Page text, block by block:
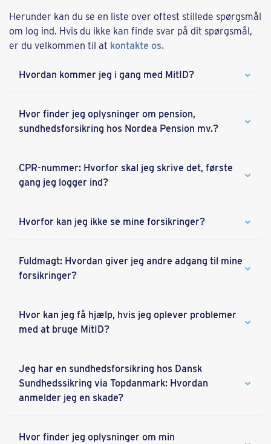
Herunder kan du se en liste over oftest stillede spørgsmål
om log ind. Hvis du ikke kan finde svar på dit spørgsmål,
er du velkommen til at kontakte os.
Hvordan kommer jeg i gang med MitID?
Hvor finder jeg oplysninger om pension,
sundhedsforsikring hos Nordea Pension mv.?
CPR-nummer: Hvorfor skal jeg skrive det, første
gang jeg logger ind?
Hvorfor kan jeg ikke se mine forsikringer?
Fuldmagt: Hvordan giver jeg andre adgang til mine
forsikringer?
Hvor kan jeg få hjælp, hvis jeg oplever problemer
med at bruge MitID?
Jeg har en sundhedsforsikring hos Dansk
Sundhedssikring via Topdanmark: Hvordan
anmelder jeg en skade?
Hvor finder jeg oplysninger om min